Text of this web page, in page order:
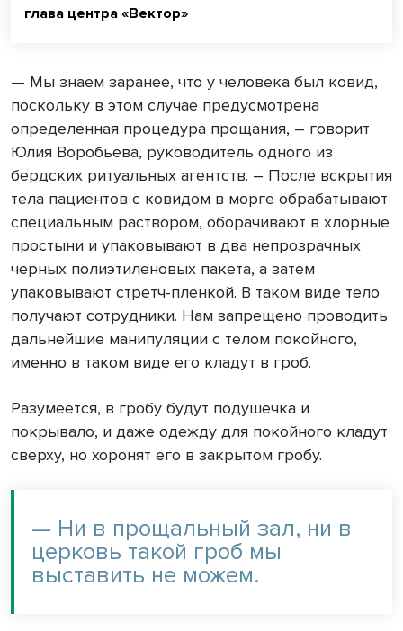
глава центра «Вектор»
— Мы знаем заранее, что у человека был ковид,
поскольку в этом случае предусмотрена
определенная процедура прощания, – говорит
Юлия Воробьева, руководитель одного из
бердских ритуальных агентств. – После вскрытия
тела пациентов с ковидом в морге обрабатывают
специальным раствором, оборачивают в хлорные
простыни и упаковывают в два непрозрачных
черных полиэтиленовых пакета, а затем
упаковывают стретч-пленкой. В таком виде тело
получают сотрудники. Нам запрещено проводить
дальнейшие манипуляции с телом покойного,
именно в таком виде его кладут в гроб.
Разумеется, в гробу будут подушечка и
покрывало, и даже одежду для покойного кладут
сверху, но хоронят его в закрытом гробу.
— Ни в прощальный зал, ни в
церковь такой гроб мы
выставить не можем.